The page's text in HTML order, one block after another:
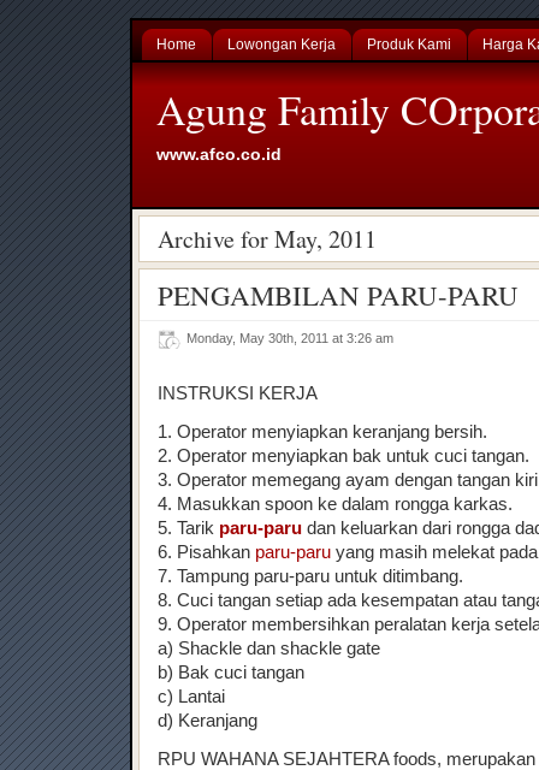
Home Lowongan Kerja Produk Kami Harga
Agung Family
www.afco.co.id
Archive for May, 2011
PENGAMBILAN PARU-PARU
Monday, May 30th, 2011 at 3:26 am
INSTRUKSI KERJA
1. Operator menyiapkan keranjang bersih.
2. Operator menyiapkan bak untuk cuci tangan.
3. Operator memegang ayam dengan tangan
4. Masukkan spoon ke dalam rongga karkas.
5. Tarik paru-paru dan keluarkan dari rongga
6. Pisahkan paru-paru yang masih melekat
7. Tampung paru-paru untuk ditimbang.
8. Cuci tangan setiap ada kesempatan atau
9. Operator membersihkan peralatan kerja
a) Shackle dan shackle gate
b) Bak cuci tangan
c) Lantai
d) Keranjang
RPU WAHANA SEJAHTERA foods,